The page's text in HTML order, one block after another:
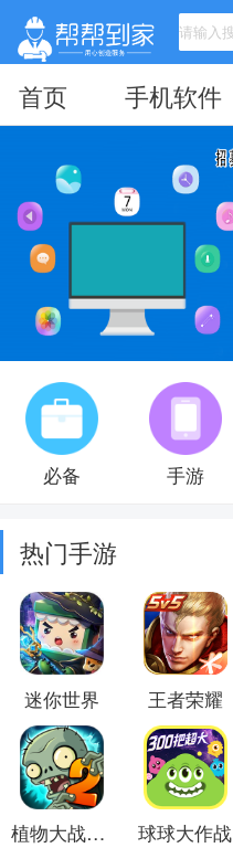
首页 手机软件
必备 手游
热门手游
迷你世界 王者荣耀
植物大战僵尸2 球球大作战